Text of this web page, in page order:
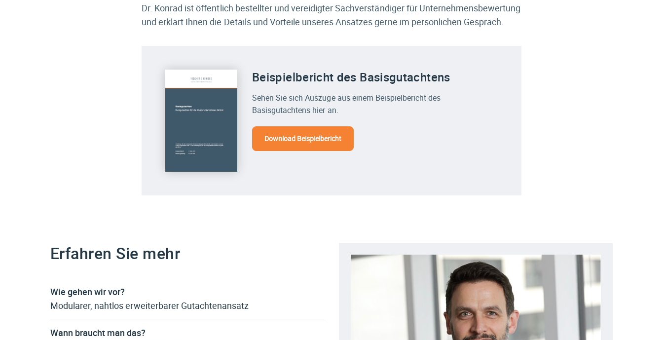
Dr. Konrad ist öffentlich bestellter und vereidigter Sachverständiger für Unternehmensbewertung
und erklärt Ihnen die Details und Vorteile unseres Ansatzes gerne im persönlichen Gespräch.
Beispiel­bericht des Basisgutachtens
Sehen Sie sich Auszüge aus einem Beispiel­bericht des
Basisgutachtens hier an.
Download Beispiel­bericht
Erfahren Sie mehr
Wie gehen wir vor?
Modularer, nahtlos erweiterbarer Gutachtenansatz
Wann braucht man das?